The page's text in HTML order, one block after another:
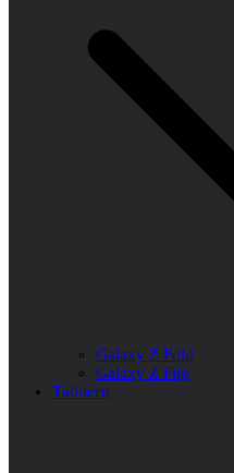
Galaxy Z Fold
Galaxy Z Flip
Таблети